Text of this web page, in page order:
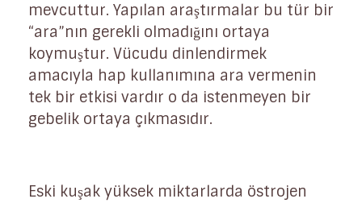
mevcuttur. Yapılan araştırmalar bu tür bir
“ara”nın gerekli olmadığını ortaya
koymuştur. Vücudu dinlendirmek
amacıyla hap kullanımına ara vermenin
tek bir etkisi vardır o da istenmeyen bir
gebelik ortaya çıkmasıdır.
Eski kuşak yüksek miktarlarda östrojen